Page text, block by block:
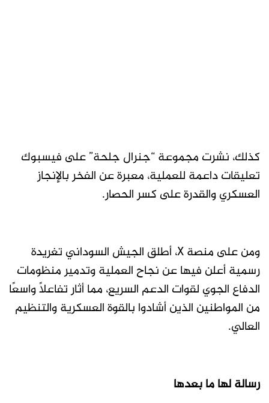
كذلك، نشرت مجموعة “جنرال جلحة” على فيسبوك
تعليقات داعمة للعملية، معبرة عن الفخر بالإنجاز
العسكري والقدرة على كسر الحصار.
ومن على منصة X، أطلق الجيش السوداني تغريدة
رسمية أعلن فيها عن نجاح العملية وتدمير منظومات
الدفاع الجوي لقوات الدعم السريع، مما أثار تفاعلاً واسعًا
من المواطنين الذين أشادوا بالقوة العسكرية والتنظيم
العالي.
رسالة لها ما بعدها